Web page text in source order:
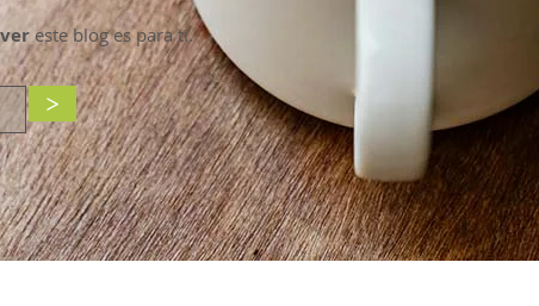
este blog es para ti.
>